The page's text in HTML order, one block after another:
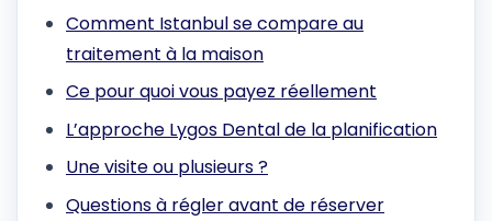
Comment Istanbul se compare au
traitement à la maison
Ce pour quoi vous payez réellement
L’approche Lygos Dental de la planification
Une visite ou plusieurs ?
Questions à régler avant de réserver